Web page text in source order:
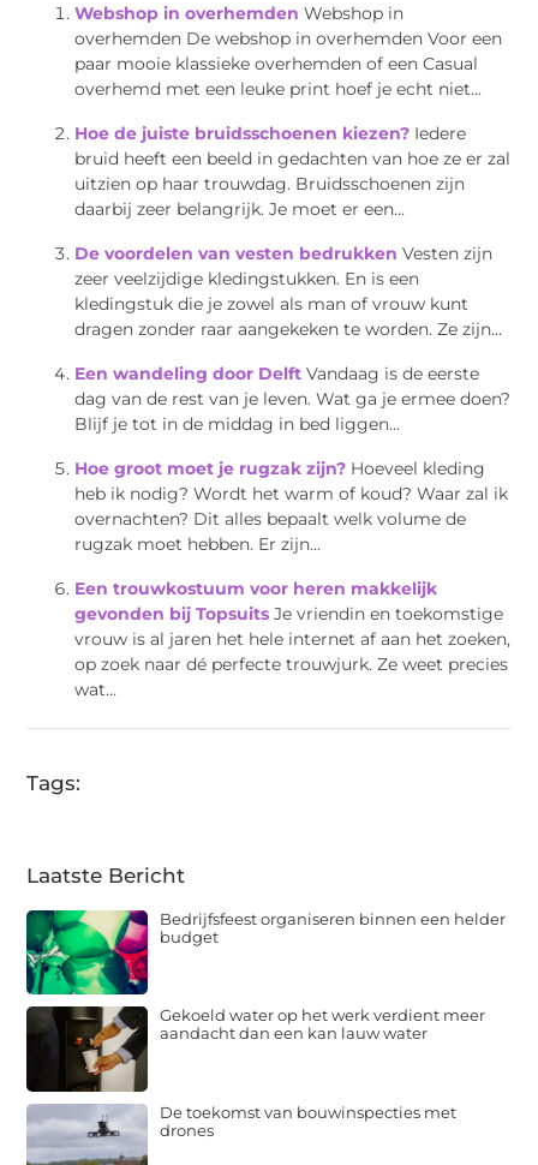
Webshop in overhemden Webshop in
overhemden De webshop in overhemden Voor een
paar mooie klassieke overhemden of een Casual
overhemd met een leuke print hoef je echt niet...
Hoe de juiste bruidsschoenen kiezen? Iedere
bruid heeft een beeld in gedachten van hoe ze er zal
uitzien op haar trouwdag. Bruidsschoenen zijn
daarbij zeer belangrijk. Je moet er een...
De voordelen van vesten bedrukken Vesten zijn
zeer veelzijdige kledingstukken. En is een
kledingstuk die je zowel als man of vrouw kunt
dragen zonder raar aangekeken te worden. Ze zijn...
Een wandeling door Delft Vandaag is de eerste
dag van de rest van je leven. Wat ga je ermee doen?
Blijf je tot in de middag in bed liggen...
Hoe groot moet je rugzak zijn? Hoeveel kleding
heb ik nodig? Wordt het warm of koud? Waar zal ik
overnachten? Dit alles bepaalt welk volume de
rugzak moet hebben. Er zijn...
Een trouwkostuum voor heren makkelijk
gevonden bij Topsuits Je vriendin en toekomstige
vrouw is al jaren het hele internet af aan het zoeken,
op zoek naar dé perfecte trouwjurk. Ze weet precies
wat...
Tags:
Laatste Bericht
Bedrijfsfeest organiseren binnen een helder
budget
Gekoeld water op het werk verdient meer
aandacht dan een kan lauw water
De toekomst van bouwinspecties met
drones